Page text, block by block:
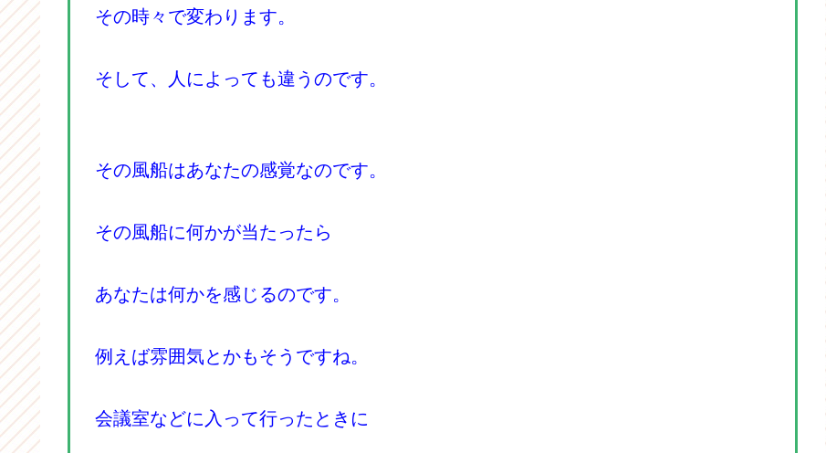
その時々で変わります。
そして、人によっても違うのです。
その風船はあなたの感覚なのです。
その風船に何かが当たったら
あなたは何かを感じるのです。
例えば雰囲気とかもそうですね。
会議室などに入って行ったときに